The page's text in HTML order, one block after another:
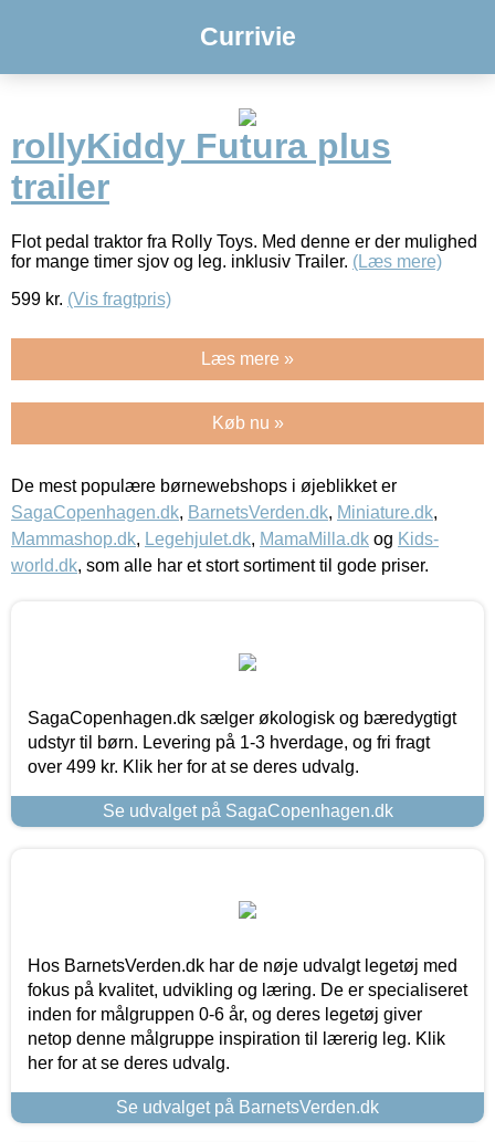
Currivie
rollyKiddy Futura plus
trailer
Flot pedal traktor fra Rolly Toys. Med denne er der mulighed
for mange timer sjov og leg. inklusiv Trailer. (Læs mere)
599 kr. (Vis fragtpris)
Læs mere »
Køb nu »
De mest populære børnewebshops i øjeblikket er
SagaCopenhagen.dk, BarnetsVerden.dk, Miniature.dk,
Mammashop.dk, Legehjulet.dk, MamaMilla.dk og Kids-
world.dk, som alle har et stort sortiment til gode priser.
SagaCopenhagen.dk sælger økologisk og bæredygtigt
udstyr til børn. Levering på 1-3 hverdage, og fri fragt
over 499 kr. Klik her for at se deres udvalg.
Se udvalget på SagaCopenhagen.dk
Hos BarnetsVerden.dk har de nøje udvalgt legetøj med
fokus på kvalitet, udvikling og læring. De er specialiseret
inden for målgruppen 0-6 år, og deres legetøj giver
netop denne målgruppe inspiration til lærerig leg. Klik
her for at se deres udvalg.
Se udvalget på BarnetsVerden.dk